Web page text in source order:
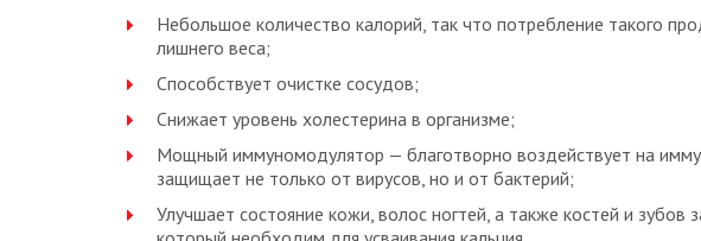
Небольшое количество калорий, так что потребление такого
лишнего веса;
Способствует очистке сосудов;
Снижает уровень холестерина в организме;
Мощный иммуномодулятор — благотворно воздействует на
защищает не только от вирусов, но и от бактерий;
Улучшает состояние кожи, волос ногтей, а также костей и зубов